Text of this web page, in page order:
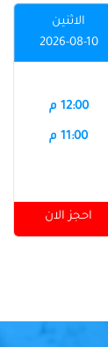
الاثنين
2026-08-10
12:00 م
11:00 م
احجز الان